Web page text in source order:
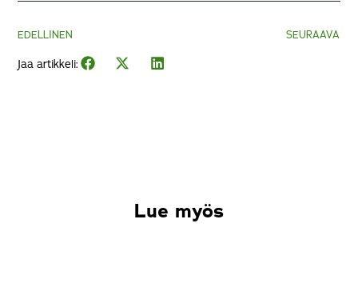
EDELLINEN SEURAAVA
Jaa artikkeli:
Lue myös